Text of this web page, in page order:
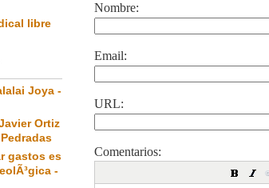
Nombre:
Email:
URL:
Comentarios:
libre
Joya -
Ortiz
gastos es
-